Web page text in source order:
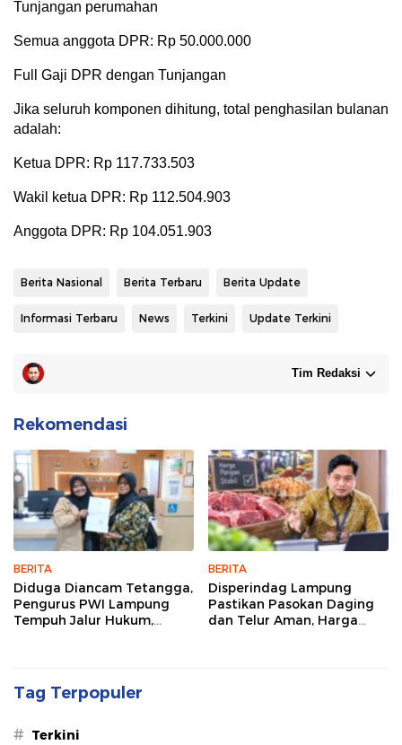
Tunjangan perumahan
Semua anggota DPR: Rp 50.000.000
Full Gaji DPR dengan Tunjangan
Jika seluruh komponen dihitung, total penghasilan bulanan
adalah:
Ketua DPR: Rp 117.733.503
Wakil ketua DPR: Rp 112.504.903
Anggota DPR: Rp 104.051.903
Berita Nasional Berita Terbaru Berita Update
Informasi Terbaru News Terkini Update Terkini
Tim Redaksi
Rekomendasi
BERITA
Diduga Diancam Tetangga,
Pengurus PWI Lampung
Tempuh Jalur Hukum,
BERITA
Disperindag Lampung
Pastikan Pasokan Daging
dan Telur Aman, Harga
Tag Terpopuler
# Terkini